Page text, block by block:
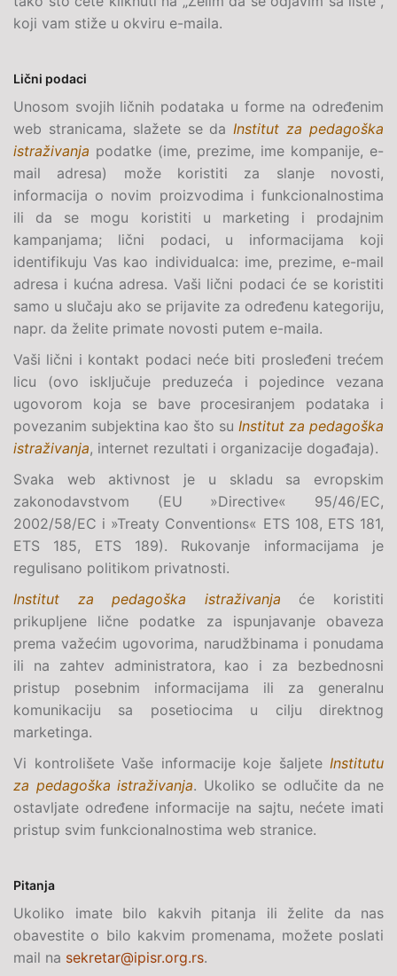
koji vam stiže u okviru e-maila.
Lični podaci
Unosom svojih ličnih podataka u forme na određenim
web stranicama, slažete se daInstitut za pedagoška
istraživanja podatke (ime, prezime, ime kompanije, e-
mail adresa) može koristiti za slanje novosti,
informacija o novim proizvodima i funkcionalnostima
ili da se mogu koristiti u marketing i prodajnim
kampanjama; lični podaci, u informacijama koji
identifikuju Vas kao individualca: ime, prezime, e-mail
adresa i kućna adresa. Vaši lični podaci će se koristiti
samo u slučaju ako se prijavite za određenu kategoriju,
napr. da želite primate novosti putem e-maila.
Vaši lični i kontakt podaci neće biti prosleđeni trećem
licu (ovo isključuje preduzeća i pojedince vezana
ugovorom koja se bave procesiranjem podataka i
povezanim subjektina kao što su Institut za pedagoška
istraživanja, internet rezultati i organizacije događaja).
Svaka web aktivnost je u skladu sa evropskim
zakonodavstvom (EU »Directive« 95/46/EC,
2002/58/EC i »Treaty Conventions« ETS 108, ETS 181,
ETS 185, ETS 189). Rukovanje informacijama je
regulisano politikom privatnosti.
Institut za pedagoška istraživanja će koristiti
prikupljene lične podatke za ispunjavanje obaveza
prema važećim ugovorima, narudžbinama i ponudama
ili na zahtev administratora, kao i za bezbednosni
pristup posebnim informacijama ili za generalnu
komunikaciju sa posetiocima u cilju direktnog
marketinga.
Vi kontrolišete Vaše informacije koje šaljete Institutu
za pedagoška istraživanja. Ukoliko se odlučite da ne
ostavljate određene informacije na sajtu, nećete imati
pristup svim funkcionalnostima web stranice.
Pitanja
Ukoliko imate bilo kakvih pitanja ili želite da nas
obavestite o bilo kakvim promenama, možete poslati
mail na sekretar@ipisr.org.rs.